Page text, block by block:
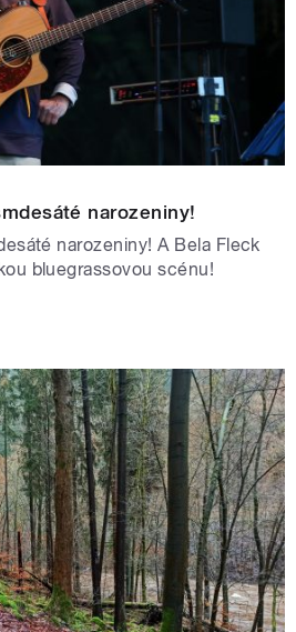
narozeniny!
narozeniny! A Bela Fleck
bluegrassovou scénu!